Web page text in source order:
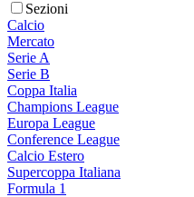
Sezioni
Calcio
Mercato
Serie A
Serie B
Coppa Italia
Champions League
Europa League
Conference League
Calcio Estero
Supercoppa Italiana
Formula 1